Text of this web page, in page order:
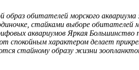
образ обитателей морского аквариума
стайками выборе обитателей
аквариумов Яркая Большинство
спокойным характером делает
стайному образу жизни